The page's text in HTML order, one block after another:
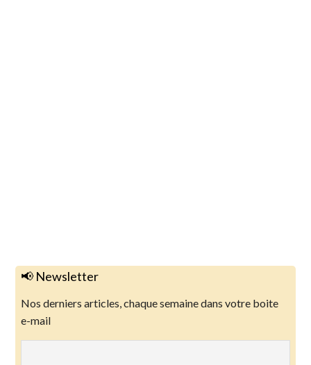
📢 Newsletter
Nos derniers articles, chaque semaine dans votre boite
e-mail